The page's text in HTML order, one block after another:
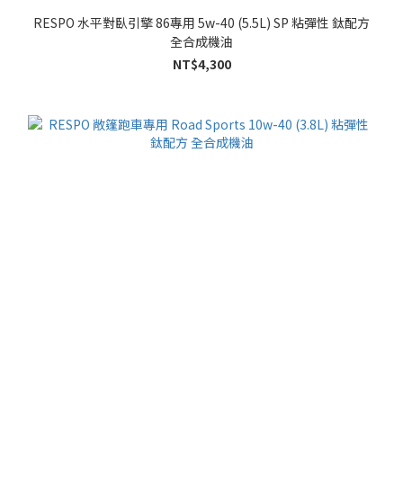
RESPO 水平對臥引擎 86專用 5w-40 (5.5L) SP 粘彈性 鈦配方
全合成機油
NT$4,300